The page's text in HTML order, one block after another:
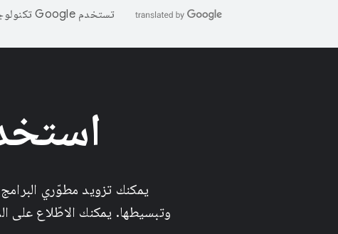
تستخدم Google تكنولوجيا الذكاء الاصطناعي لترجمة المحتوى إلى لغتك المفضّلة، وقد تتضمّن بعض الأخطاء.
وتبسيطها. يمكنك الاطّلاع على